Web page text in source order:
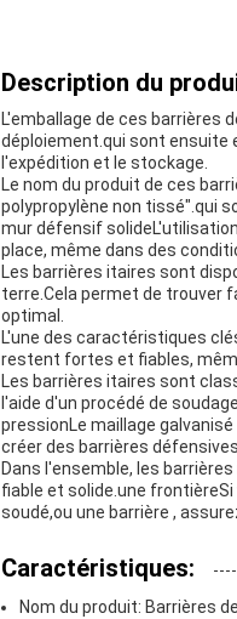
Description du
L'emballage de ces
déploiement.qui sont ensuite
l'expédition et le stockage.
Le nom du produit de ces
polypropylène non tissé".qui
mur défensif
place, même dans des
Les barrières itaires sont
terre.Cela permet de trouver
optimal.
L'une des caractéristiques
restent fortes et fiables,
Les barrières itaires sont
l'aide d'un procédé de
pressionLe maillage
créer des barrières
Dans l'ensemble, les
fiable et solide.une
soudé,ou une barrière ,
Caractéristiques:
Nom du produit: Barrières